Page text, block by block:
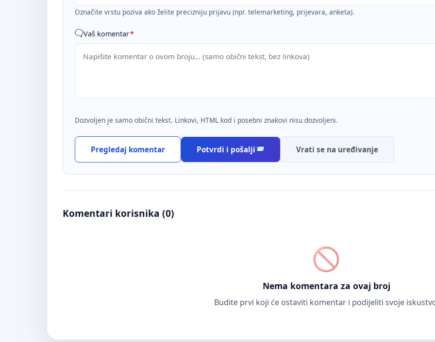
Označite vrstu poziva ako želite precizniju prijavu (npr. telemarketing, prijevara, anketa).
Vaš komentar*
Dozvoljen je samo obični tekst. Linkovi, HTML kod i posebni znakovi nisu dozvoljeni.
Pregledaj komentar Potvrdi i pošalji Vrati se na uređivanje
Komentari korisnika (0)
Nema komentara za ovaj broj
Budite prvi koji će ostaviti komentar i podijeliti svoje